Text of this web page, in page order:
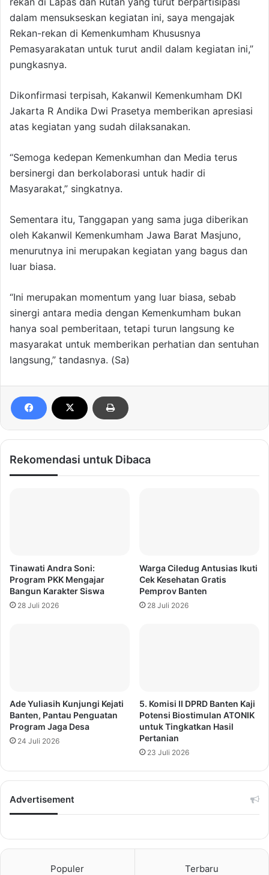
dalam mensukseskan kegiatan ini, saya mengajak
Rekan-rekan di Kemenkumham Khususnya
Pemasyarakatan untuk turut andil dalam kegiatan ini,”
pungkasnya.
Dikonfirmasi terpisah, Kakanwil Kemenkumham DKI
Jakarta R Andika Dwi Prasetya memberikan apresiasi
atas kegiatan yang sudah dilaksanakan.
“Semoga kedepan Kemenkumhan dan Media terus
bersinergi dan berkolaborasi untuk hadir di
Masyarakat,” singkatnya.
Sementara itu, Tanggapan yang sama juga diberikan
oleh Kakanwil Kemenkumham Jawa Barat Masjuno,
menurutnya ini merupakan kegiatan yang bagus dan
luar biasa.
“Ini merupakan momentum yang luar biasa, sebab
sinergi antara media dengan Kemenkumham bukan
hanya soal pemberitaan, tetapi turun langsung ke
masyarakat untuk memberikan perhatian dan sentuhan
langsung,” tandasnya. (Sa)
Rekomendasi untuk Dibaca
Tinawati Andra Soni:
Program PKK Mengajar
Bangun Karakter Siswa
28 Juli 2026
Warga Ciledug Antusias Ikuti
Cek Kesehatan Gratis
Pemprov Banten
28 Juli 2026
Ade Yuliasih Kunjungi Kejati
Banten, Pantau Penguatan
Program Jaga Desa
24 Juli 2026
5. Komisi II DPRD Banten Kaji
Potensi Biostimulan ATONIK
untuk Tingkatkan Hasil
Pertanian
23 Juli 2026
Advertisement
Populer Terbaru